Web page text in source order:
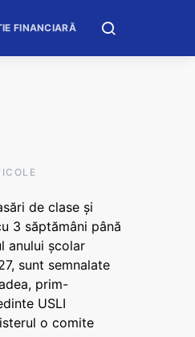
FINANCIARĂ
de clase și
3 săptămâni până
anului școlar
sunt semnalate
prim-
USLI
o comite